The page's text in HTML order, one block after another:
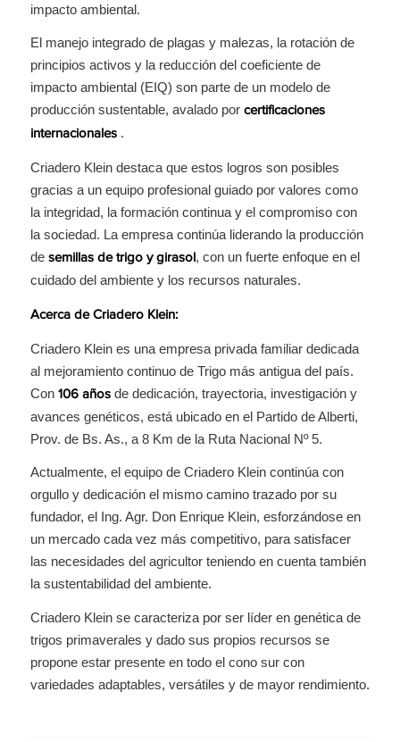
impacto ambiental.
El manejo integrado de plagas y malezas, la rotación de
principios activos y la reducción del coeficiente de
impacto ambiental (EIQ) son parte de un modelo de
producción sustentable, avalado por certificaciones
internacionales.
Criadero Klein destaca que estos logros son posibles
gracias a un equipo profesional guiado por valores como
la integridad, la formación continua y el compromiso con
la sociedad. La empresa continúa liderando la producción
de semillas de trigo y girasol, con un fuerte enfoque en el
cuidado del ambiente y los recursos naturales.
Acerca de Criadero Klein:
Criadero Klein es una empresa privada familiar dedicada
al mejoramiento continuo de Trigo más antigua del país.
Con 106 añosde dedicación, trayectoria, investigación y
avances genéticos, está ubicado en el Partido de Alberti,
Prov. de Bs. As., a 8 Km de la Ruta Nacional Nº 5.
Actualmente, el equipo de Criadero Klein continúa con
orgullo y dedicación el mismo camino trazado por su
fundador, el Ing. Agr. Don Enrique Klein, esforzándose en
un mercado cada vez más competitivo, para satisfacer
las necesidades del agricultor teniendo en cuenta también
la sustentabilidad del ambiente.
Criadero Klein se caracteriza por ser líder en genética de
trigos primaverales y dado sus propios recursos se
propone estar presente en todo el cono sur con
variedades adaptables, versátiles y de mayor rendimiento.